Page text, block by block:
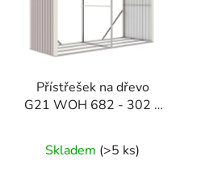
Přístřešek na dřevo
G21 WOH 682 - 302 x
Skladem (>5 ks)